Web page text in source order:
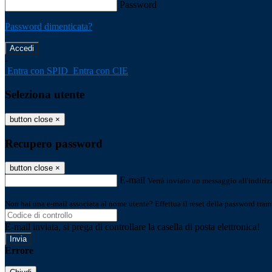
Password
Password dimenticata?
-
Entra con SPID Entra con CIE
Seleziona utente
button close ×
Recupero password
button close ×
E-mail Verrà inviato un messaggio
Non hai una e-mail associata al nome utente? Effettua il reset della password
E-mail inviata, si prega di controllare la casella di posta elettronica!
Errore